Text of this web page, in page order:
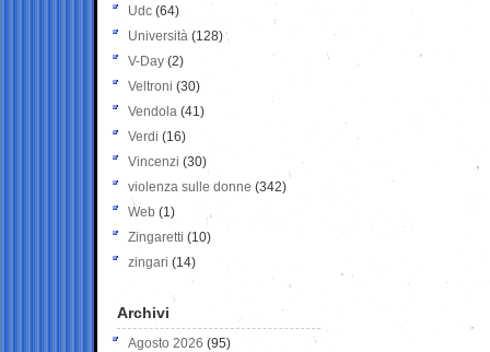
Udc (64)
Università (128)
V-Day (2)
Veltroni (30)
Vendola (41)
Verdi (16)
Vincenzi (30)
violenza sulle donne (342)
Web (1)
Zingaretti (10)
zingari (14)
Archivi
Agosto 2026 (95)